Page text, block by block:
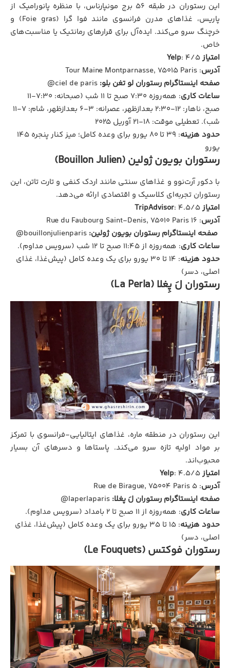
این رستوران در طبقه ۵۶ برج مونپارناس، با منظره پانورامیک از
پاریس، غذاهای مدرن فرانسوی مانند فوا گرا (Foie gras) و
خرچنگ سرو می‌کند. ایده‌آل برای قرارهای رمانتیک یا مناسبت‌های
خاص.
امتیاز Yelp: ۴/۵
آدرس: Tour Maine Montparnasse, 75015 Paris
صفحه اینستاگرام رستوران لو تغن بلو: ciel de paris@
ساعات کاری
: همه‌روزه ۷:۳۰ صبح تا ۱۱ شب (صبحانه: ۷:۳۰-۱۱
صبح، ناهار: ۱۲-۲:۳۰ بعدازظهر، عصرانه: ۳-۶ بعدازظهر، شام: ۷-۱۱
شب). تعطیلی موقت: ۱۸-۲۱ آوریل ۲۰۲۵
حدود هزینه
: ۳۹ تا ۸۰ یورو برای وعده کامل؛ میز کنار پنجره ۱۴۵
یورو
رستوران بویون ژولین (Bouillon Julien)
با دکور آرت‌نوو و غذاهای سنتی مانند اردک کنفی و تارت تاتن، این
رستوران تجربه‌ای کلاسیک و اقتصادی ارائه می‌دهد.
امتیاز TripAdvisor: ۴.۵/۵
آدرس: ۱۶ Rue du Faubourg Saint-Denis, 75010 Paris
صفحه اینستاگرام رستوران بویون ژولین: bouillonjulienparis@
ساعات کاری: همه‌روزه از ۱۱:۴۵ صبح تا ۱۲ شب (سرویس مداوم).
حدود هزینه
: ۱۴ تا ۳۰ یورو برای یک وعده کامل (پیش‌غذا، غذای
اصلی، دسر)
رستوران لَ پِغلا (La Perla)
این رستوران در منطقه ماره، غذاهای ایتالیایی-فرانسوی با تمرکز
بر مواد اولیه تازه سرو می‌کند. پاستاها و دسرهای آن بسیار
محبوب‌اند.
امتیاز Yelp: ۴.۵/۵
آدرس: ۵ Rue de Birague, 75004 Paris
صفحه اینستاگرام رستوران لَ پغلا: laperlaparis@
ساعات کاری: همه‌روزه از ۱۱ صبح تا ۲ بامداد (سرویس مداوم).
حدود هزینه
: ۱۵ تا ۳۵ یورو برای یک وعده کامل (پیش‌غذا، غذای
اصلی، دسر)
رستوران فوکتس (Le Fouquets)